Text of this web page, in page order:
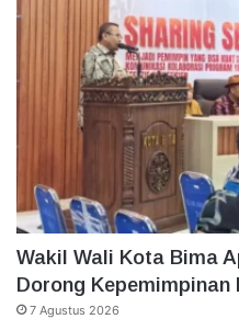
Wakil Wali Kota Bima
Dorong
7 Agustus 2026